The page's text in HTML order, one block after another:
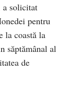
a solicitat
pentru
la coastă la
săptămânal al
de